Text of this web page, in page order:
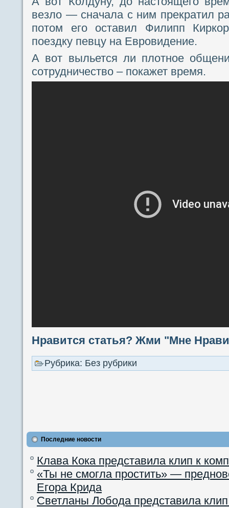
везло — сначала с ним прекратил
потом его оставил Филипп
поездку певцу на Евровидение.
А вот выльется ли плотное
сотрудничество – покажет время.
Нравится статья? Жми "Мне
Рубрика: Без рубрики
Последние новости
Клава Кока представила клип к
«Ты не смогла простить» —
Егора Крида
Светланы Лобода представила